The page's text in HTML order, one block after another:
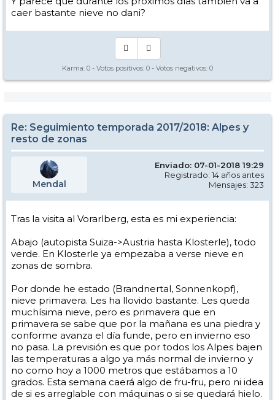
caer bastante nieve no dani?
Karma: 0 - Votos positivos: 0 - Votos negativos: 0
Re: Seguimiento temporada 2017/2018: Alpes y
resto de zonas
Mendal
Enviado: 07-01-2018 19:29
Registrado: 14 años antes
Mensajes: 323
Tras la visita al Vorarlberg, esta es mi experiencia:
Abajo (autopista Suiza->Austria hasta Klosterle), todo
verde. En Klosterle ya empezaba a verse nieve en
zonas de sombra.
Por donde he estado (Brandnertal, Sonnenkopf),
nieve primavera. Les ha llovido bastante. Les queda
muchísima nieve, pero es primavera que en
primavera se sabe que por la mañana es una piedra y
conforme avanza el día funde, pero en invierno eso
no pasa. La previsión es que por todos los Alpes bajen
las temperaturas a algo ya más normal de invierno y
no como hoy a 1000 metros que estábamos a 10
grados. Esta semana caerá algo de fru-fru, pero ni idea
de si es arreglable con máquinas o si se quedará hielo.